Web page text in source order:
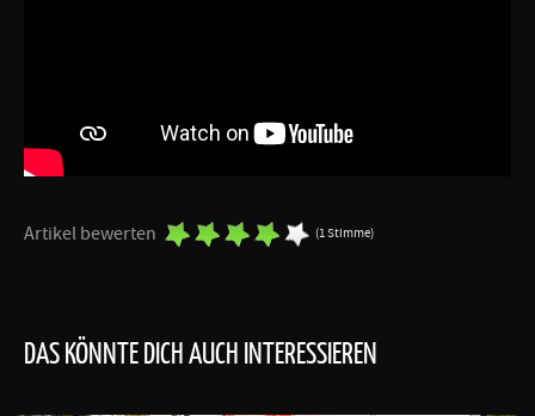
Artikel bewerten (1 Stimme)
DAS KÖNNTE DICH AUCH INTERESSIEREN